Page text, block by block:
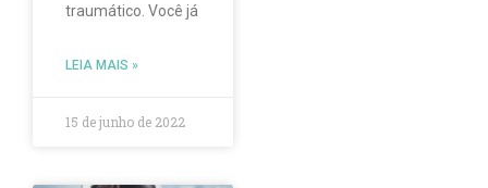
traumático. Você já
LEIA MAIS »
15 de junho de 2022